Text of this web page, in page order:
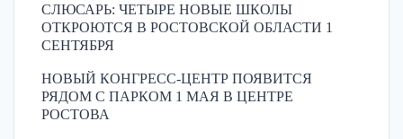
СЛЮСАРЬ: ЧЕТЫРЕ НОВЫЕ ШКОЛЫ
ОТКРОЮТСЯ В РОСТОВСКОЙ ОБЛАСТИ 1
СЕНТЯБРЯ
НОВЫЙ КОНГРЕСС-ЦЕНТР ПОЯВИТСЯ
РЯДОМ С ПАРКОМ 1 МАЯ В ЦЕНТРЕ
РОСТОВА